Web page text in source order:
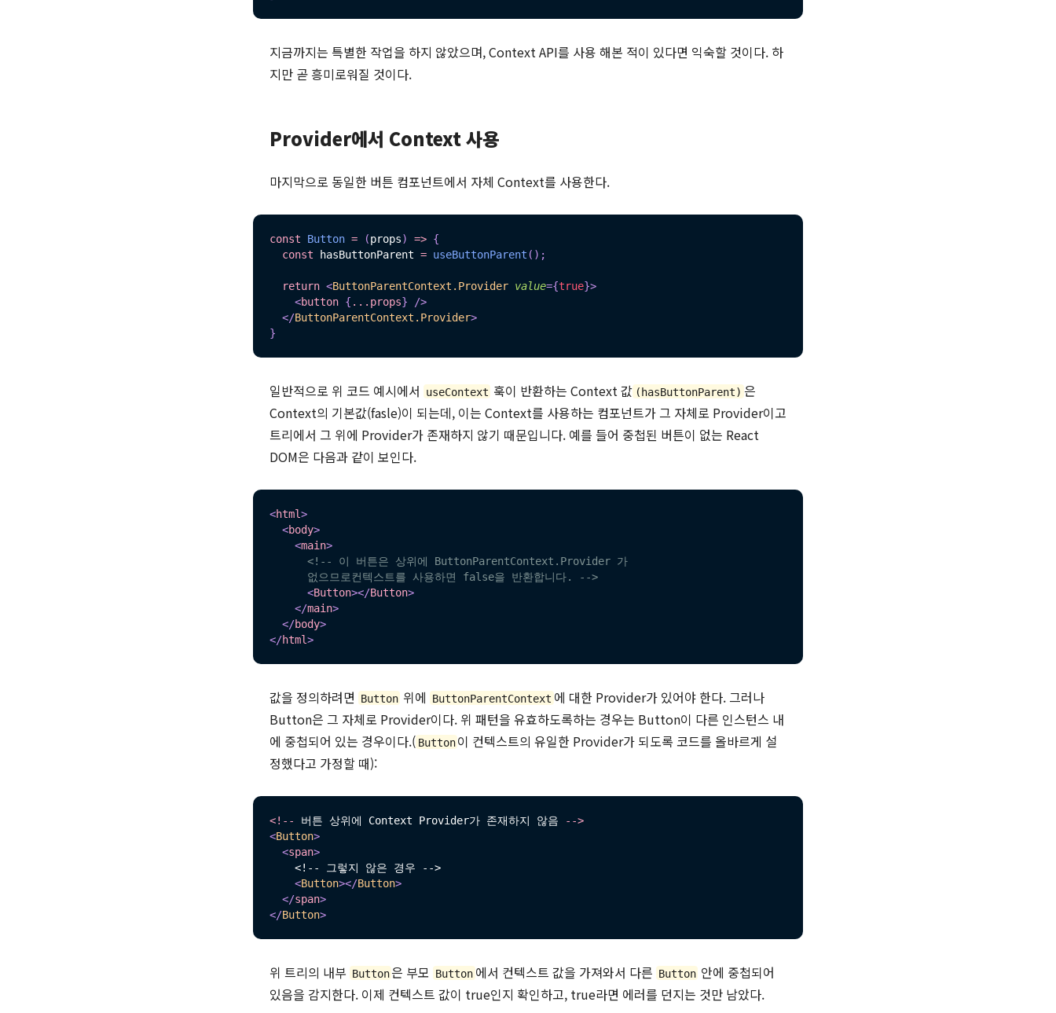
지금까지는 특별한 작업을 하지 않았으며, Context API를 사용 해본 적이 있다면 익숙할 것이다. 하
지만 곧 흥미로워질 것이다.
Provider에서 Context 사용
마지막으로 동일한 버튼 컴포넌트에서 자체 Context를 사용한다.
const Button = (props) => {
const hasButtonParent = useButtonParent ( ) ;
return <ButtonParentContext.Provider value={true}>
<button { ... props}
/>
</ButtonParentContext.Provider>
}
일반적으로 위 코드 예시에서 useContext 훅이 반환하는 Context 값 (hasButtonParent) 은
Context의 기본값(fasle)이 되는데, 이는 Context를 사용하는 컴포넌트가 그 자체로 Provider이고
트리에서 그 위에 Provider가 존재하지 않기 때문입니다. 예를 들어 중첩된 버튼이 없는 React
DOM은 다음과 같이 보인다.
<html>
<body>
<main>
<!-- 이 버튼은 상위에 ButtonParentContext.Provider 가
      없으므로컨텍스트를 사용하면 false을 반환합니다. -->
<Button></Button>
</main>
</body>
</html>
값을 정의하려면 Button 위에 ButtonParentContext 에 대한 Provider가 있어야 한다. 그러나
Button은 그 자체로 Provider이다. 위 패턴을 유효하도록하는 경우는 Button이 다른 인스턴스 내
에 중첩되어 있는 경우이다.( Button 이 컨텍스트의 유일한 Provider가 되도록 코드를 올바르게 설
정했다고 가정할 때):
<! -- 버튼 상위에 Context Provider가 존재하지 않음 -->
<Button>
<span>
    <!-- 그렇지 않은 경우 -->
<Button></Button>
</span>
</Button>
위 트리의 내부 Button 은 부모 Button에서 컨텍스트 값을 가져와서 다른 Button 안에 중첩되어
있음을 감지한다. 이제 컨텍스트 값이 true인지 확인하고, true라면 에러를 던지는 것만 남았다.